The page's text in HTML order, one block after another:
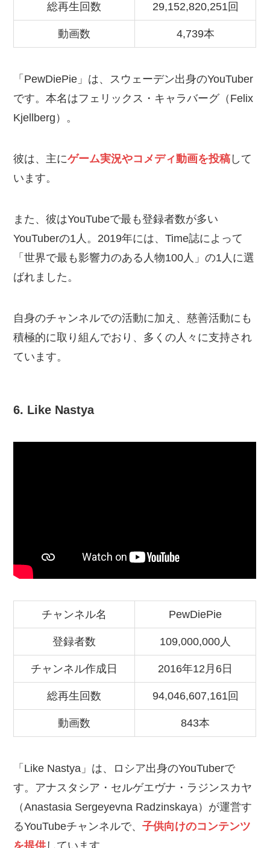
総再生回数 29,152,820,251回
動画数 4,739本
「PewDiePie」は、スウェーデン出身のYouTuber
です。本名はフェリックス・キャラバーグ（Felix
Kjellberg）。
彼は、主にゲーム実況やコメディ動画を投稿 して
います。
また、彼はYouTubeで最も登録者数が多い
YouTuberの1人。2019年には、Time誌によって
「世界で最も影響力のある人物100人」の1人に選
ばれました。
自身のチャンネルでの活動に加え、慈善活動にも
積極的に取り組んでおり、多くの人々に支持され
ています。
6. Like Nastya
チャンネル名 PewDiePie
登録者数 109,000,000人
チャンネル作成日 2016年12月6日
総再生回数 94,046,607,161回
動画数 843本
「Like Nastya」は、ロシア出身のYouTuberで
す。アナスタシア・セルゲエヴナ・ラジンスカヤ
（Anastasia Sergeyevna Radzinskaya）が運営す
るYouTubeチャンネルで、子供向けのコンテンツ
を提供 しています。